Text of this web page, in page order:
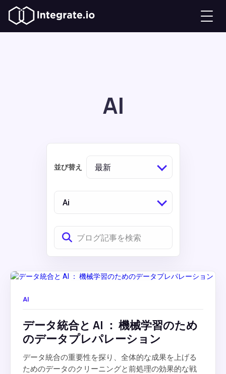
AI
Ai
並び替え 最新
AI
データ統合と AI ： 機械学習のため
のデータプレパレーション
データ統合の重要性を探り、全体的な成果を上げる
ためのデータのクリーニングと前処理の効果的な戦